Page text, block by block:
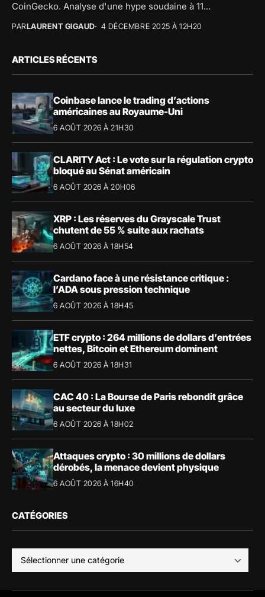
CoinGecko. Analyse d'une hype soudaine à 11...
PARLAURENT GIGAUD 4 DÉCEMBRE 2025 À 12H20
ARTICLES RÉCENTS
Coinbase lance le trading d’actions
américaines au Royaume-Uni
6 AOÛT 2026 À 21H30
CLARITY Act : Le vote sur la régulation crypto
bloqué au Sénat américain
6 AOÛT 2026 À 20H06
XRP : Les réserves du Grayscale Trust
chutent de 55 % suite aux rachats
6 AOÛT 2026 À 18H54
Cardano face à une résistance critique :
l’ADA sous pression technique
6 AOÛT 2026 À 18H45
ETF crypto : 264 millions de dollars d’entrées
nettes, Bitcoin et Ethereum dominent
6 AOÛT 2026 À 18H31
CAC 40 : La Bourse de Paris rebondit grâce
au secteur du luxe
6 AOÛT 2026 À 18H02
Attaques crypto : 30 millions de dollars
dérobés, la menace devient physique
6 AOÛT 2026 À 16H40
CATÉGORIES